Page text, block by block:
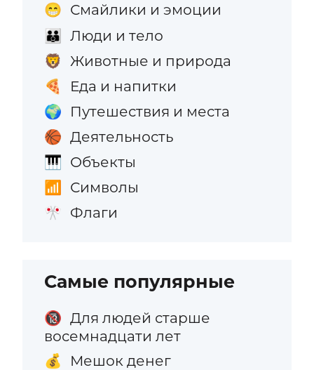
😁 Смайлики и эмоции
👪 Люди и тело
🦁 Животные и природа
🍕 Еда и напитки
🌍 Путешествия и места
🏀 Деятельность
🎹 Объекты
📶 Символы
🎌 Флаги
Самые популярные
🔞 Для людей старше
восемнадцати лет
💰 Мешок денег